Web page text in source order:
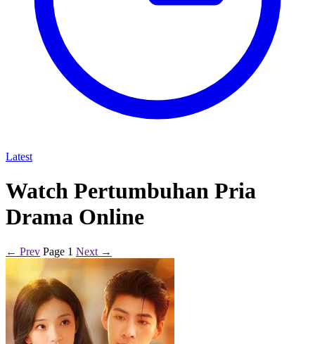
Latest
Watch Pertumbuhan Pria
Drama Online
← Prev Page 1 Next →